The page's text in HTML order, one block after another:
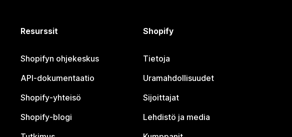
Resurssit
Shopifyn ohjekeskus
API-dokumentaatio
Shopify-yhteisö
Shopify-blogi
Shopify
Tietoja
Uramahdollisuudet
Sijoittajat
Lehdistö ja media